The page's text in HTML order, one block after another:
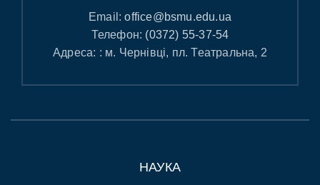
Email:office@bsmu.edu.ua
Телефон: (0372) 55-37-54
Адреса: : м. Чернівці, пл. Театральна, 2
НАУКА